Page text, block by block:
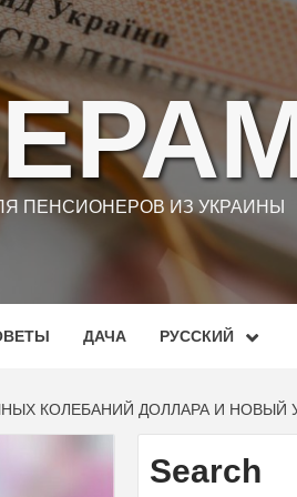
ПЕНСИОНЕРОВ ИЗ УКРАИНЫ
ДАЧА РУССКИЙ
КОЛЕБАНИЙ ДОЛЛАРА И НОВЫЙ
Search